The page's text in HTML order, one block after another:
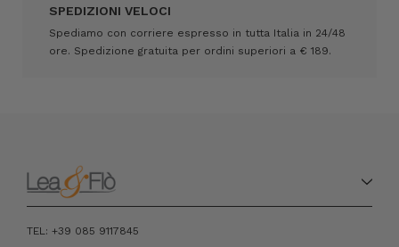
SPEDIZIONI VELOCI
Spediamo con corriere espresso in tutta Italia in 24/48
ore. Spedizione gratuita per ordini superiori a € 189.
TEL: +39 085 9117845